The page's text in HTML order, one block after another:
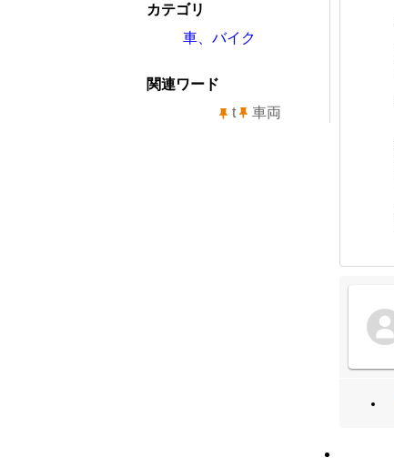
カテゴリ
車、バイク
関連ワード
t
車両